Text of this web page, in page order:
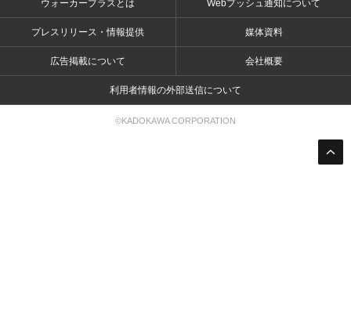
ウォーカープラスとは Webプッシュ通知について
プレスリリース・情報提供 媒体資料
広告掲載について 会社概要
利用者情報の外部送信について
©KADOKAWA CORPORATION